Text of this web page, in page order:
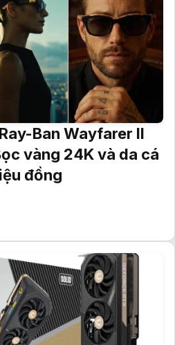
Ban Wayfarer II
vàng 24K và da cá
đồng